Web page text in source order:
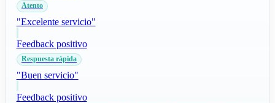
Atento
"Excelente servicio"
Feedback positivo
Respuesta rápida
"Buen servicio"
Feedback positivo